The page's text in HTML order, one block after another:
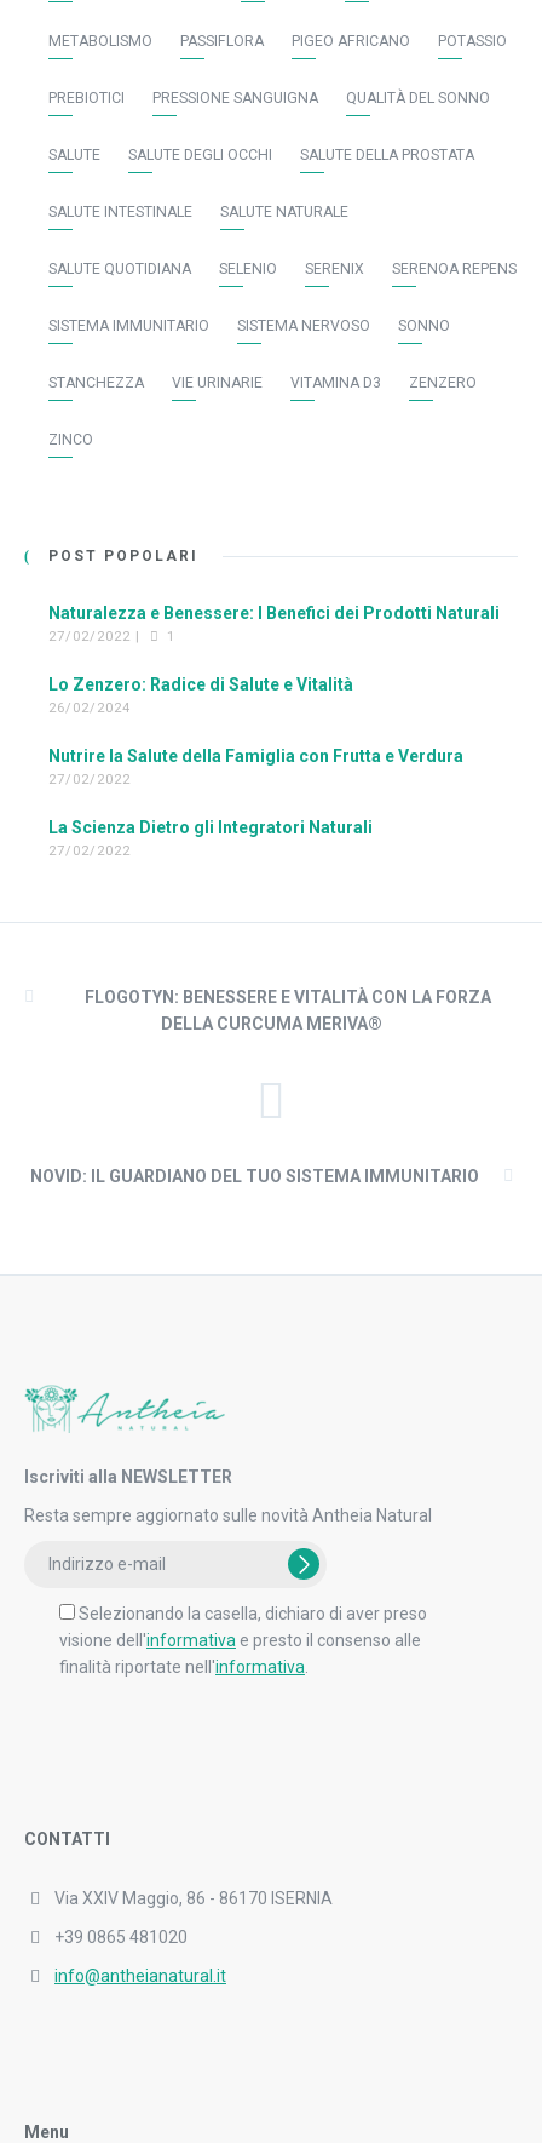
METABOLISMO PASSIFLORA PIGEO AFRICANO POTASSIO
PREBIOTICI PRESSIONE SANGUIGNA QUALITÀ DEL SONNO
SALUTE SALUTE DEGLI OCCHI SALUTE DELLA PROSTATA
SALUTE INTESTINALE SALUTE NATURALE
SALUTE QUOTIDIANA SELENIO SERENIX SERENOA REPENS
SISTEMA IMMUNITARIO SISTEMA NERVOSO SONNO
STANCHEZZA VIE URINARIE VITAMINA D3 ZENZERO
ZINCO
POST POPOLARI
Naturalezza e Benessere: I Benefici dei Prodotti Naturali
27/02/2022 | 1
Lo Zenzero: Radice di Salute e Vitalità
26/02/2024
Nutrire la Salute della Famiglia con Frutta e Verdura
27/02/2022
La Scienza Dietro gli Integratori Naturali
27/02/2022
FLOGOTYN: BENESSERE E VITALITÀ CON LA FORZA
DELLA CURCUMA MERIVA®
NOVID: IL GUARDIANO DEL TUO SISTEMA IMMUNITARIO
Iscriviti alla NEWSLETTER
Resta sempre aggiornato sulle novità Antheia Natural
Selezionando la casella, dichiaro di aver preso
visione dell'informativa e presto il consenso alle
finalità riportate nell'informativa
CONTATTI
Via XXIV Maggio, 86 - 86170 ISERNIA
+39 0865 481020
info@antheianatural.it
Menu